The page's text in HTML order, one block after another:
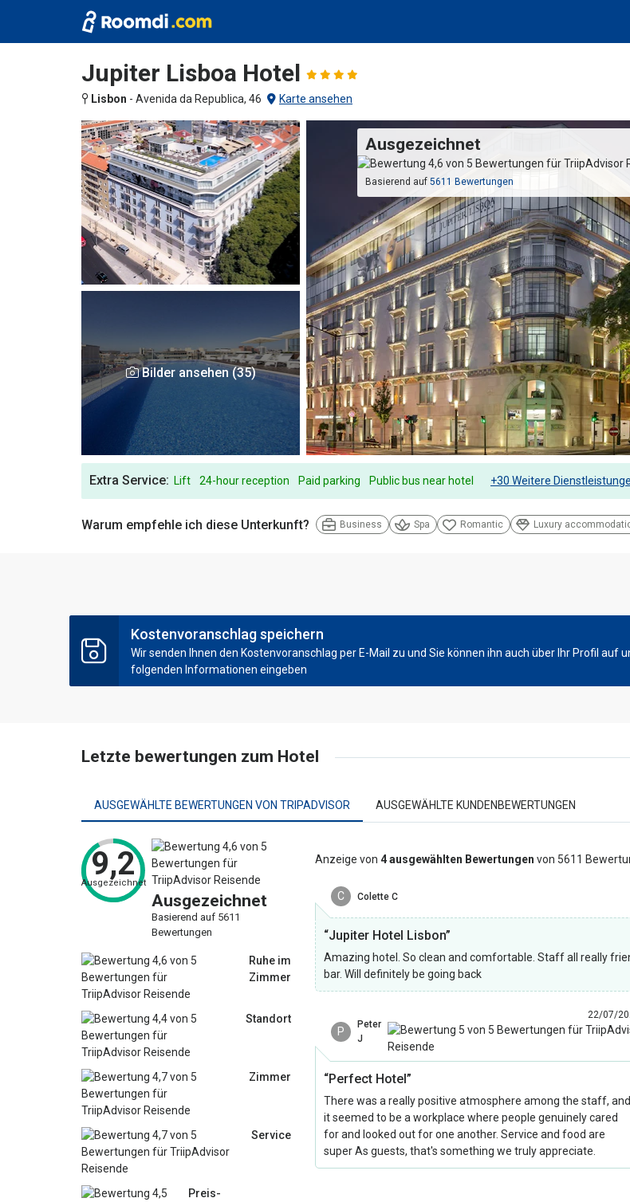
Jupiter Lisboa Hotel
Lisbon - Avenida da Republica, 46 Karte ansehen
Bilder ansehen (35)
Ausgezeichnet
Basierend auf5611 Bewertungen
Extra Service: Lift 24-hour reception Paid parking Public bus near hotel +30 Weitere
Warum empfehle ich diese Unterkunft? Business Spa Romantic Luxury
Kostenvoranschlag speichern
Wir senden Ihnen den Kostenvoranschlag per E-Mail zu und Sie können ihn auch über Ihr Profil auf
folgenden Informationen eingeben
Letzte bewertungen zum Hotel
AUSGEWÄHLTE BEWERTUNGEN VON TRIPADVISOR AUSGEWÄHLTE KUNDENBEWERTUNGEN
9,2
Ausgezeichnet
Ausgezeichnet
Basierend auf 5611
Bewertungen
Ruhe im
Zimmer
Standort
Zimmer
Service
Preis-
Anzeige von 4 ausgewählten Bewertungen von 5611
C Colette C
“Jupiter Hotel Lisbon”
Amazing hotel. So clean and comfortable. Staff all really
bar. Will definitely be going back
P
Peter
J
22/07/
“Perfect Hotel”
There was a really positive atmosphere among the staff, and
it seemed to be a workplace where people genuinely cared
for and looked out for one another. Service and food are
super As guests, that's something we truly appreciate.